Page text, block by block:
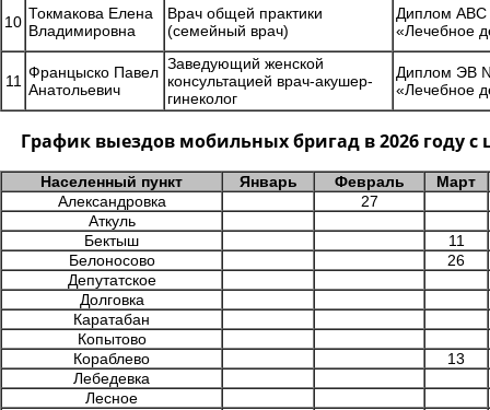
10 Токмакова Елена
Владимировна
Врач общей практики
(семейный врач)
Диплом
«Лечебное
11 Францыско Павел
Анатольевич
Заведующий женской
консультацией врач-акушер-
гинеколог
Диплом ЭВ
«Лечебное
График выездов мобильных бригад в 2026 году
Населенный пункт Январь Февраль
Март
Александровка
27
Аткуль
Бектыш
11
Белоносово
26
Депутатское
Долговка
Каратабан
Копытово
Кораблево
13
Лебедевка
Лесное